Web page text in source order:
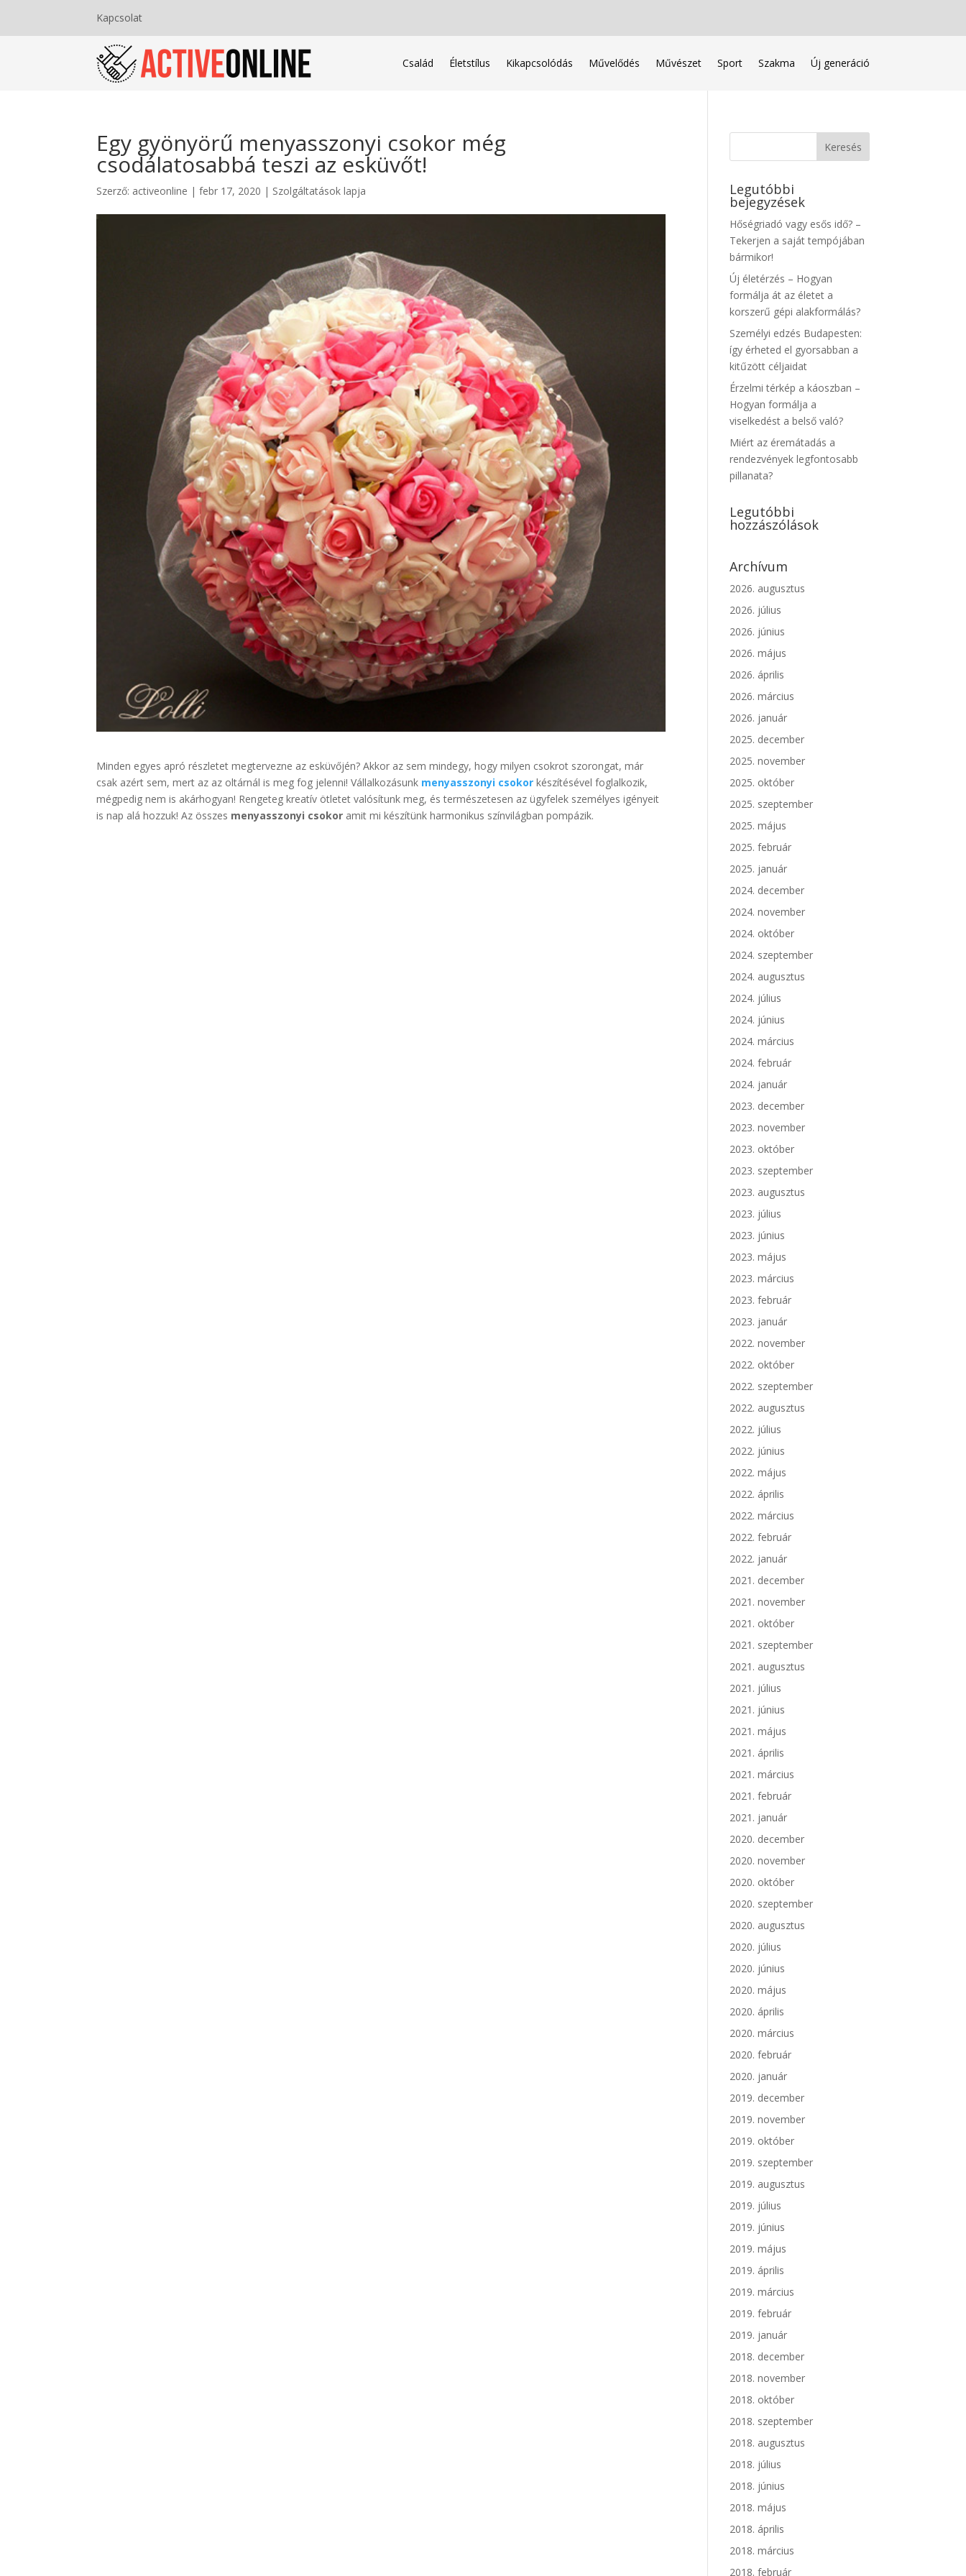
Kapcsolat
Család Életstílus Kikapcsolódás Művelődés Művészet Sport Szakma Új generáció
Egy gyönyörű menyasszonyi csokor még
csodálatosabbá teszi az esküvőt!
Szerző: activeonline |febr 17, 2020 | Szolgáltatások lapja
Minden egyes apró részletet megtervezne az esküvőjén? Akkor az sem mindegy, hogy milyen csokrot szorongat, már
csak azért sem, mert az az oltárnál is meg fog jelenni! Vállalkozásunk menyasszonyi csokor készítésével foglalkozik,
mégpedig nem is akárhogyan! Rengeteg kreatív ötletet valósítunk meg, és természetesen az ügyfelek személyes igényeit
is nap alá hozzuk! Az összes menyasszonyi csokor amit mi készítünk harmonikus színvilágban pompázik.
Legutóbbi
bejegyzések
Hőségriadó vagy esős idő? –
Tekerjen a saját tempójában
bármikor!
Új életérzés – Hogyan
formálja át az életet a
korszerű gépi alakformálás?
Személyi edzés Budapesten:
így érheted el gyorsabban a
kitűzött céljaidat
Érzelmi térkép a káoszban –
Hogyan formálja a
viselkedést a belső való?
Miért az éremátadás a
rendezvények legfontosabb
pillanata?
Legutóbbi
hozzászólások
Archívum
2026. augusztus
2026. július
2026. június
2026. május
2026. április
2026. március
2026. január
2025. december
2025. november
2025. október
2025. szeptember
2025. május
2025. február
2025. január
2024. december
2024. november
2024. október
2024. szeptember
2024. augusztus
2024. július
2024. június
2024. március
2024. február
2024. január
2023. december
2023. november
2023. október
2023. szeptember
2023. augusztus
2023. július
2023. június
2023. május
2023. március
2023. február
2023. január
2022. november
2022. október
2022. szeptember
2022. augusztus
2022. július
2022. június
2022. május
2022. április
2022. március
2022. február
2022. január
2021. december
2021. november
2021. október
2021. szeptember
2021. augusztus
2021. július
2021. június
2021. május
2021. április
2021. március
2021. február
2021. január
2020. december
2020. november
2020. október
2020. szeptember
2020. augusztus
2020. július
2020. június
2020. május
2020. április
2020. március
2020. február
2020. január
2019. december
2019. november
2019. október
2019. szeptember
2019. augusztus
2019. július
2019. június
2019. május
2019. április
2019. március
2019. február
2019. január
2018. december
2018. november
2018. október
2018. szeptember
2018. augusztus
2018. július
2018. június
2018. május
2018. április
2018. március
2018. február